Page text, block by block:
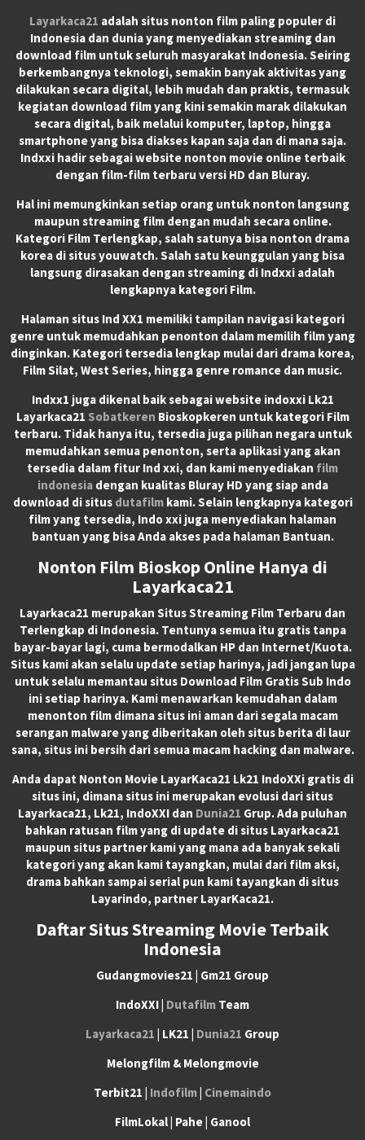
Layarkaca21 adalah situs nonton film paling populer di
Indonesia dan dunia yang menyediakan streaming dan
download film untuk seluruh masyarakat Indonesia. Seiring
berkembangnya teknologi, semakin banyak aktivitas yang
dilakukan secara digital, lebih mudah dan praktis, termasuk
kegiatan download film yang kini semakin marak dilakukan
secara digital, baik melalui komputer, laptop, hingga
smartphone yang bisa diakses kapan saja dan di mana saja.
Indxxi hadir sebagai website nonton movie online terbaik
dengan film-film terbaru versi HD dan Bluray.
Hal ini memungkinkan setiap orang untuk nonton langsung
maupun streaming film dengan mudah secara online.
Kategori Film Terlengkap, salah satunya bisa nonton drama
korea di situs youwatch. Salah satu keunggulan yang bisa
langsung dirasakan dengan streaming di Indxxi adalah
lengkapnya kategori Film.
Halaman situs Ind XX1 memiliki tampilan navigasi kategori
genre untuk memudahkan penonton dalam memilih film yang
dinginkan. Kategori tersedia lengkap mulai dari drama korea,
Film Silat, West Series, hingga genre romance dan music.
Indxx1 juga dikenal baik sebagai website indoxxi Lk21
Layarkaca21 Sobatkeren Bioskopkeren untuk kategori Film
terbaru. Tidak hanya itu, tersedia juga pilihan negara untuk
memudahkan semua penonton, serta aplikasi yang akan
tersedia dalam fitur Ind xxi, dan kami menyediakan film
indonesiadengan kualitas Bluray HD yang siap anda
download di situs dutafilmkami. Selain lengkapnya kategori
film yang tersedia, Indo xxi juga menyediakan halaman
bantuan yang bisa Anda akses pada halaman Bantuan.
Nonton Film Bioskop Online Hanya di
Layarkaca21
Layarkaca21 merupakan Situs Streaming Film Terbaru dan
Terlengkap di Indonesia. Tentunya semua itu gratis tanpa
bayar-bayar lagi, cuma bermodalkan HP dan Internet/Kuota.
Situs kami akan selalu update setiap harinya, jadi jangan lupa
untuk selalu memantau situs Download Film Gratis Sub Indo
ini setiap harinya. Kami menawarkan kemudahan dalam
menonton film dimana situs ini aman dari segala macam
serangan malware yang diberitakan oleh situs berita di laur
sana, situs ini bersih dari semua macam hacking dan malware.
Anda dapat Nonton Movie LayarKaca21 Lk21 IndoXXigratis di
situs ini, dimana situs ini merupakan evolusi dari situs
Layarkaca21, Lk21, IndoXXI dan Dunia21 Grup. Ada puluhan
bahkan ratusan film yang di update di situs Layarkaca21
maupun situs partner kami yang mana ada banyak sekali
kategori yang akan kami tayangkan, mulai dari film aksi,
drama bahkan sampai serial pun kami tayangkan di situs
Layarindo, partner LayarKaca21.
Daftar Situs Streaming Movie Terbaik
Indonesia
Gudangmovies21 | Gm21 Group
IndoXXI | Dutafilm Team
Layarkaca21 | LK21 | Dunia21 Group
Melongfilm & Melongmovie
Terbit21 | Indofilm| Cinemaindo
FilmLokal | Pahe | Ganool